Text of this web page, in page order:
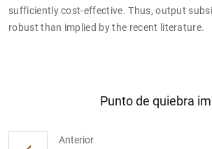
sufficiently cost-effective. Thus, output
robust than implied by the recent literature.
Anterior
Punto de quiebra